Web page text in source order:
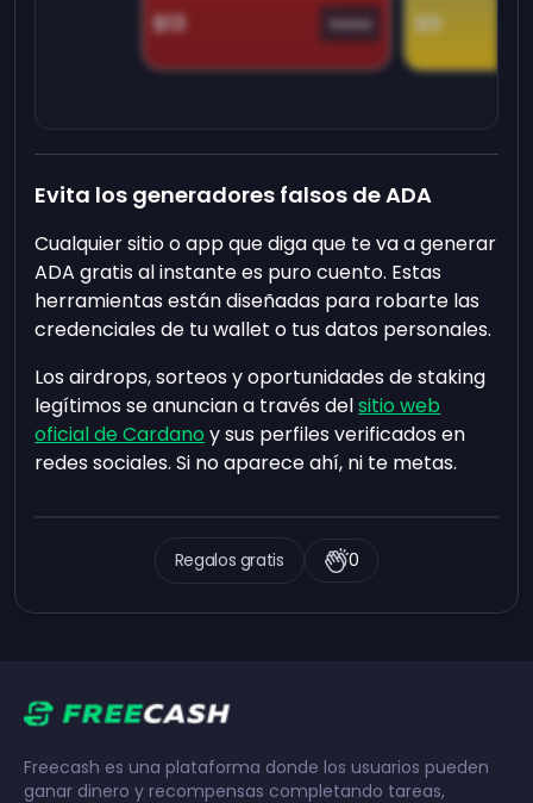
$13 Game $9
Evita los generadores falsos de ADA
Cualquier sitio o app que diga que te va a generar
ADA gratis al instante es puro cuento. Estas
herramientas están diseñadas para robarte las
credenciales de tu wallet o tus datos personales.
Los airdrops, sorteos y oportunidades de staking
legítimos se anuncian a través delsitio web
oficial de Cardano y sus perfiles verificados en
redes sociales. Si no aparece ahí, ni te metas.
Regalos gratis 0
Freecash es una plataforma donde los usuarios pueden
ganar dinero y recompensas completando tareas,